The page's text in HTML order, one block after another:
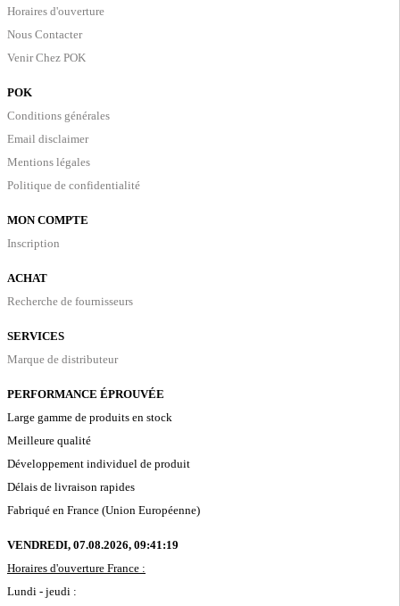
Horaires d'ouverture
Nous Contacter
Venir Chez POK
POK
Conditions générales
Email disclaimer
Mentions légales
Politique de confidentialité
MON COMPTE
Inscription
ACHAT
Recherche de fournisseurs
SERVICES
Marque de distributeur
PERFORMANCE ÉPROUVÉE
Large gamme de produits en stock
Meilleure qualité
Développement individuel de produit
Délais de livraison rapides
Fabriqué en France (Union Européenne)
VENDREDI, 07.08.2026, 09:41:19
Horaires d'ouverture France :
Lundi - jeudi :